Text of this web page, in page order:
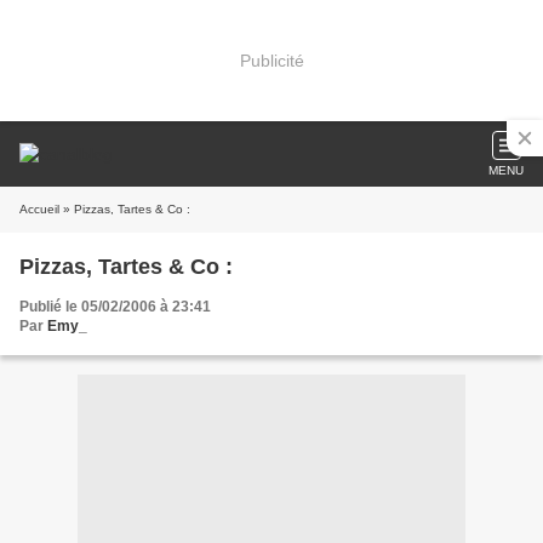
Publicité
MENU
Accueil » Pizzas, Tartes & Co :
Pizzas, Tartes & Co :
Publié le 05/02/2006 à 23:41
Par Emy_